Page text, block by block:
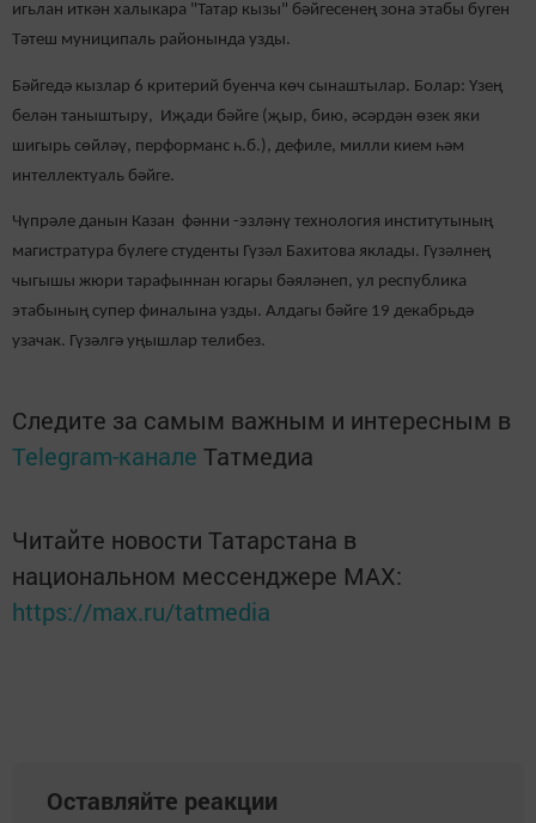
игьлан иткән халыкара "Татар кызы" бәйгесенең зона этабы буген
Тәтеш муниципаль районында узды.
Бәйгедә кызлар 6 критерий буенча көч сынаштылар. Болар: Үзең
белән таныштыру, Иҗади бәйге (җыр, бию, әсәрдән өзек яки
шигырь сөйләү, перформанс һ.б.), дефиле, милли кием һәм
интеллектуаль бәйге.
Чүпрәле данын Казан фәнни -эзләнү технология институтының
магистратура бүлеге студенты Гүзәл Бахитова яклады. Гүзәлнең
чыгышы жюри тарафыннан югары бәяләнеп, ул республика
этабының супер финалына узды. Алдагы бәйге 19 декабрьдә
узачак. Гүзәлгә уңышлар телибез.
Следите за самым важным и интересным в
Telegram-канале Татмедиа
Читайте новости Татарстана в
национальном мессенджере MАХ:
https://max.ru/tatmedia
Оставляйте реакции